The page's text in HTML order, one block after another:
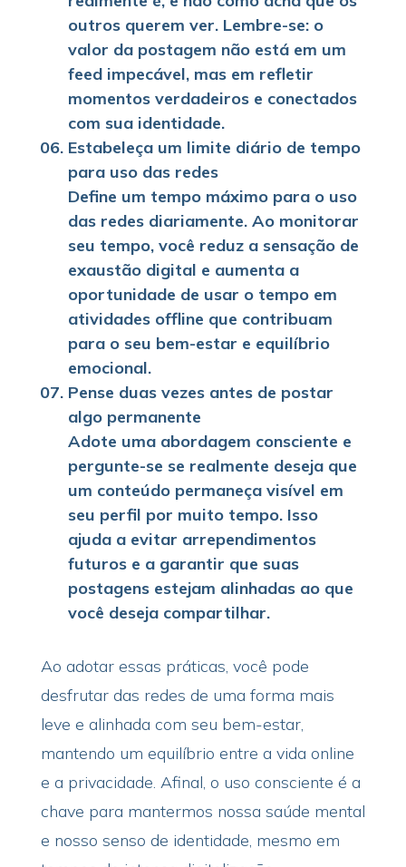
outros querem ver. Lembre-se: o
valor da postagem não está em um
feed impecável, mas em refletir
momentos verdadeiros e conectados
com sua identidade.
Estabeleça um limite diário de tempo
para uso das redes
Define um tempo máximo para o uso
das redes diariamente. Ao monitorar
seu tempo, você reduz a sensação de
exaustão digital e aumenta a
oportunidade de usar o tempo em
atividades offline que contribuam
para o seu bem-estar e equilíbrio
emocional.
Pense duas vezes antes de postar
algo permanente
Adote uma abordagem consciente e
pergunte-se se realmente deseja que
um conteúdo permaneça visível em
seu perfil por muito tempo. Isso
ajuda a evitar arrependimentos
futuros e a garantir que suas
postagens estejam alinhadas ao que
você deseja compartilhar.
Ao adotar essas práticas, você pode
desfrutar das redes de uma forma mais
leve e alinhada com seu bem-estar,
mantendo um equilíbrio entre a vida online
e a privacidade. Afinal, o uso consciente é a
chave para mantermos nossa saúde mental
e nosso senso de identidade, mesmo em